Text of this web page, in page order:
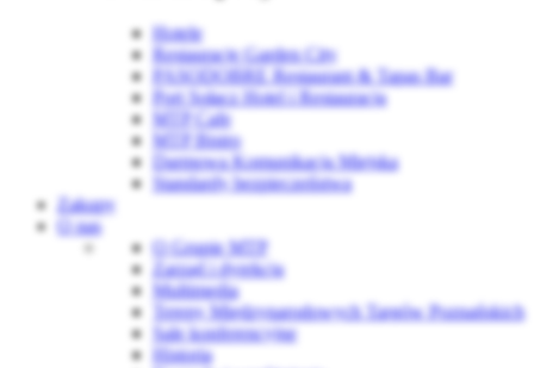
Hotele
Restauracje Garden City
PASODOBRE Restaurant & Tapas Bar
Port Sołacz Hotel i Restauracja
MTP Cafe
MTP Bistro
Darmowa Komunikacja Miejska
Standardy bezpieczeństwa
Zakupy
O nas
O Grupie MTP
Zarząd i dyrekcja
Multimedia
Tereny Międzynarodowych Targów Poznańskich
Sale konferencyjne
Historia